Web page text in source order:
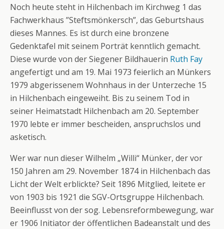
Noch heute steht in Hilchenbach im Kirchweg 1 das
Fachwerkhaus ”Steftsmönkersch”, das Geburtshaus
dieses Mannes. Es ist durch eine bronzene
Gedenktafel mit seinem Porträt kenntlich gemacht.
Diese wurde von der Siegener Bildhauerin Ruth Fay
angefertigt und am 19. Mai 1973 feierlich an Münkers
1979 abgerissenem Wohnhaus in der Unterzeche 15
in Hilchenbach eingeweiht. Bis zu seinem Tod in
seiner Heimatstadt Hilchenbach am 20. September
1970 lebte er immer bescheiden, anspruchslos und
asketisch.
Wer war nun dieser Wilhelm „Willi“ Münker, der vor
150 Jahren am 29. November 1874 in Hilchenbach das
Licht der Welt erblickte? Seit 1896 Mitglied, leitete er
von 1903 bis 1921 die SGV-Ortsgruppe Hilchenbach.
Beeinflusst von der sog. Lebensreformbewegung, war
er 1906 Initiator der öffentlichen Badeanstalt und des